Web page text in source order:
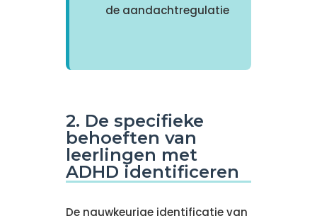
de aandachtregulatie
2. De specifieke
behoeften van
leerlingen met
ADHD identificeren
De nauwkeurige identificatie van